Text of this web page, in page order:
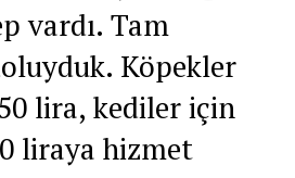
vardı. Tam
Köpekler
lira, kediler için
liraya hizmet